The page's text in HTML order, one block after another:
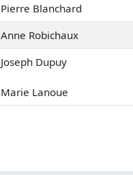
Pierre Blanchard
Anne Robichaux
Joseph Dupuy
Marie Lanoue